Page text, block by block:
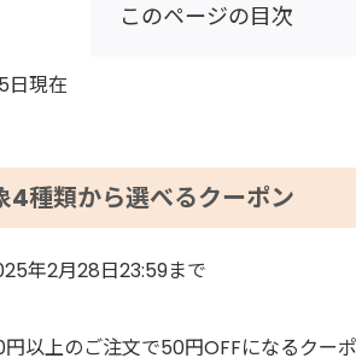
このページの目次
日現在
4種類から選べるクーポン
年2月28日23:59まで
以上のご注文で50円OFFになるクー